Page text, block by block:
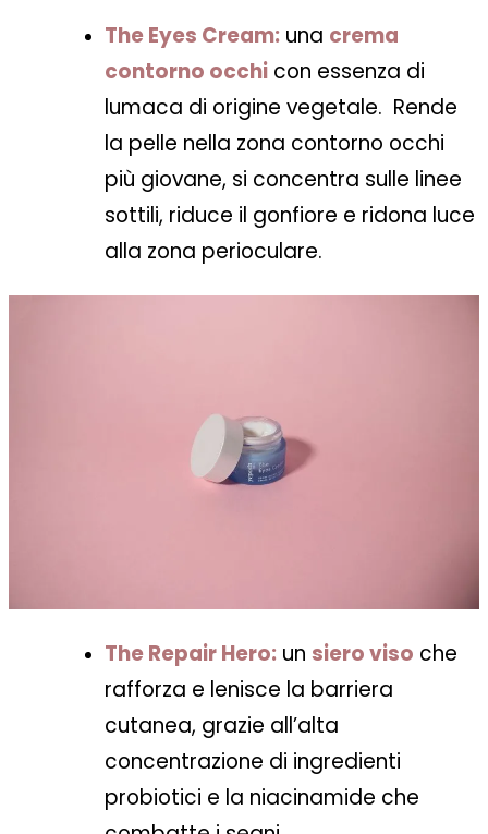
The Eyes Cream: una crema
contorno occhi con essenza di
lumaca di origine vegetale. Rende
la pelle nella zona contorno occhi
più giovane, si concentra sulle linee
sottili, riduce il gonfiore e ridona luce
alla zona perioculare.
The Repair Hero: un siero viso che
rafforza e lenisce la barriera
cutanea, grazie all’alta
concentrazione di ingredienti
probiotici e la niacinamide che